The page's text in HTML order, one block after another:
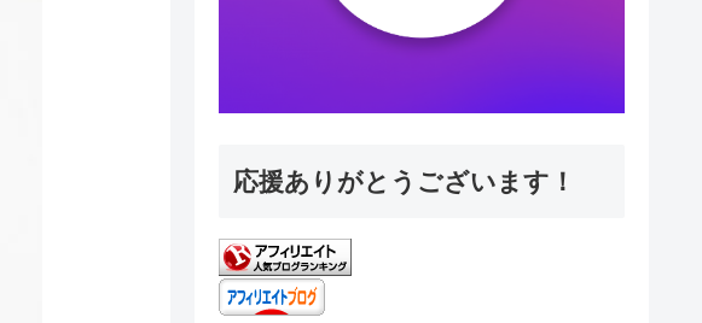
応援ありがとうございます！